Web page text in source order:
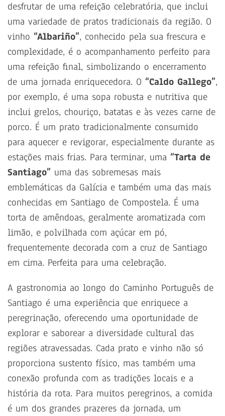
desfrutar de uma refeição celebratória, que inclui
uma variedade de pratos tradicionais da região. O
vinho “Albariño”, conhecido pela sua frescura e
complexidade, é o acompanhamento perfeito para
uma refeição final, simbolizando o encerramento
de uma jornada enriquecedora. O “Caldo Gallego”,
por exemplo, é uma sopa robusta e nutritiva que
inclui grelos, chouriço, batatas e às vezes carne de
porco. É um prato tradicionalmente consumido
para aquecer e revigorar, especialmente durante as
estações mais frias. Para terminar, uma “Tarta de
Santiago” uma das sobremesas mais
emblemáticas da Galícia e também uma das mais
conhecidas em Santiago de Compostela. É uma
torta de amêndoas, geralmente aromatizada com
limão, e polvilhada com açúcar em pó,
frequentemente decorada com a cruz de Santiago
em cima. Perfeita para uma celebração.
A gastronomia ao longo do Caminho Português de
Santiago é uma experiência que enriquece a
peregrinação, oferecendo uma oportunidade de
explorar e saborear a diversidade cultural das
regiões atravessadas. Cada prato e vinho não só
proporciona sustento físico, mas também uma
conexão profunda com as tradições locais e a
história da rota. Para muitos peregrinos, a comida
é um dos grandes prazeres da jornada, um